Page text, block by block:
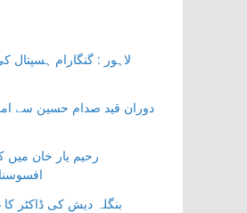
لاہور : گنگارام
دوران قید صدام حسین سے
رحیم یار خان
بنگلہ دیش کی ڈاکٹر کا